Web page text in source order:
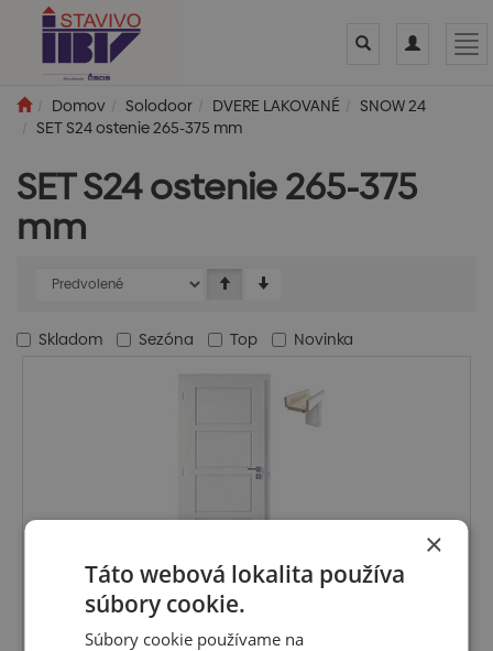
Toggle
Toggle
Domov
Solodoor DVERE LAKOVANÉ
SNOW 24
SET S24 ostenie 265-375 mm
SET S24 ostenie 265-375
mm
Skladom Sezóna Top Novinka
SET Dvere Solodoor SNOW 24, lak 60 Ľavé +
obložkov...
×
Táto webová lokalita používa
súbory cookie.
Súbory cookie používame na